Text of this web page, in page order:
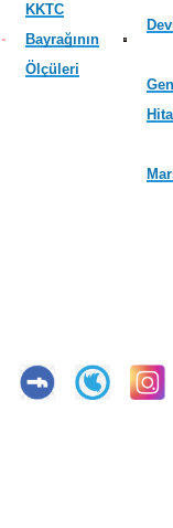
KKTC
Bayrağının
Ölçüleri